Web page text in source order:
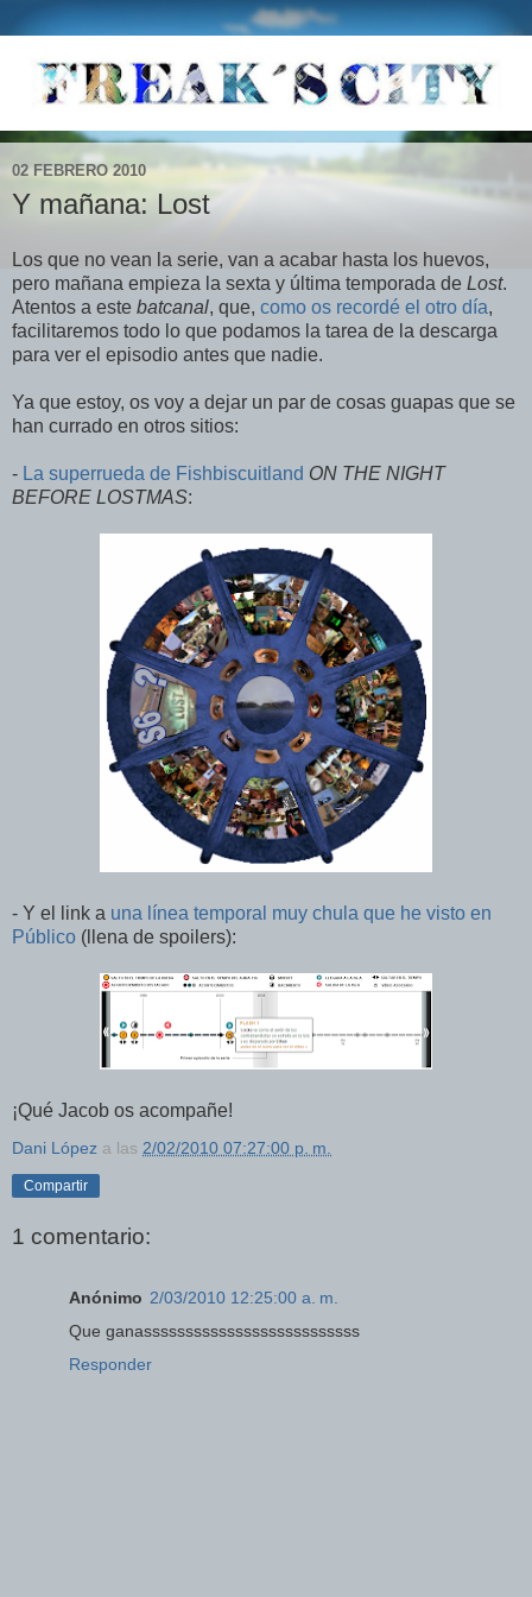
02 FEBRERO 2010
Y mañana: Lost
Los que no vean la serie, van a acabar hasta los huevos,
pero mañana empieza la sexta y última temporada de Lost.
Atentos a este batcanal, que, como os recordé el otro día,
facilitaremos todo lo que podamos la tarea de la descarga
para ver el episodio antes que nadie.
Ya que estoy, os voy a dejar un par de cosas guapas que se
han currado en otros sitios:
- La superrueda de Fishbiscuitland ON THE NIGHT
BEFORE LOSTMAS:
- Y el link a una línea temporal muy chula que he visto en
Público (llena de spoilers):
¡Qué Jacob os acompañe!
Dani López a las 2/02/2010 07:27:00 p. m.
Compartir
1 comentario:
Anónimo 2/03/2010 12:25:00 a. m.
Que ganassssssssssssssssssssssssss
Responder